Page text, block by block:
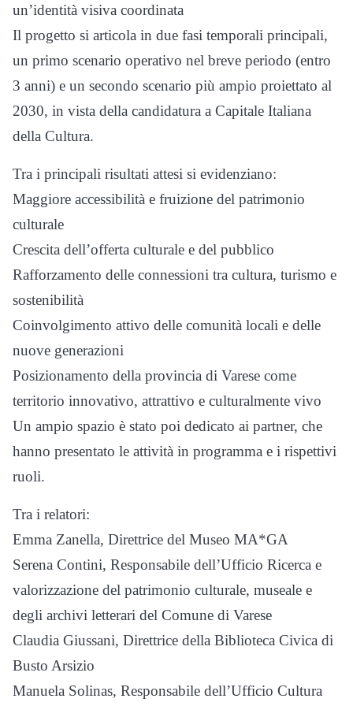
un’identità visiva coordinata
Il progetto si articola in due fasi temporali principali,
un primo scenario operativo nel breve periodo (entro
3 anni) e un secondo scenario più ampio proiettato al
2030, in vista della candidatura a Capitale Italiana
della Cultura.
Tra i principali risultati attesi si evidenziano:
Maggiore accessibilità e fruizione del patrimonio
culturale
Crescita dell’offerta culturale e del pubblico
Rafforzamento delle connessioni tra cultura, turismo e
sostenibilità
Coinvolgimento attivo delle comunità locali e delle
nuove generazioni
Posizionamento della provincia di Varese come
territorio innovativo, attrattivo e culturalmente vivo
Un ampio spazio è stato poi dedicato ai partner, che
hanno presentato le attività in programma e i rispettivi
ruoli.
Tra i relatori:
Emma Zanella, Direttrice del Museo MA*GA
Serena Contini, Responsabile dell’Ufficio Ricerca e
valorizzazione del patrimonio culturale, museale e
degli archivi letterari del Comune di Varese
Claudia Giussani, Direttrice della Biblioteca Civica di
Busto Arsizio
Manuela Solinas, Responsabile dell’Ufficio Cultura